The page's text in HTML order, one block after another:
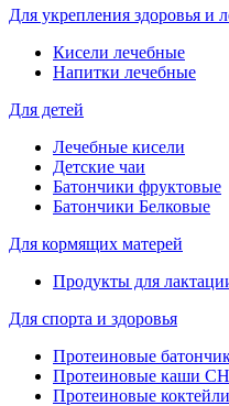
Для укрепления здоровья и
Кисели лечебные
Напитки лечебные
Для детей
Лечебные кисели
Детские чаи
Батончики фруктовые
Батончики Белковые
Для кормящих матерей
Продукты для
Для спорта и здоровья
Протеиновые
Протеиновые каши
Протеиновые